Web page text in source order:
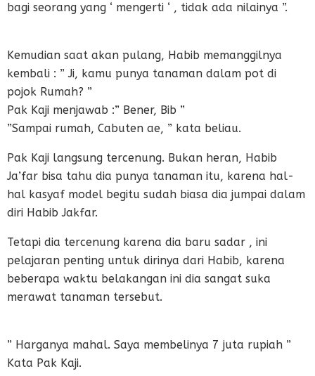
bagi seorang yang ‘ mengerti ‘ , tidak ada nilainya ”.
Kemudian saat akan pulang, Habib memanggilnya
kembali : ” Ji, kamu punya tanaman dalam pot di
pojok Rumah? ”
Pak Kaji menjawab :” Bener, Bib ”
”Sampai rumah, Cabuten ae, ” kata beliau.
Pak Kaji langsung tercenung. Bukan heran, Habib
Ja’far bisa tahu dia punya tanaman itu, karena hal-
hal kasyaf model begitu sudah biasa dia jumpai dalam
diri Habib Jakfar.
Tetapi dia tercenung karena dia baru sadar , ini
pelajaran penting untuk dirinya dari Habib, karena
beberapa waktu belakangan ini dia sangat suka
merawat tanaman tersebut.
” Harganya mahal. Saya membelinya 7 juta rupiah ”
Kata Pak Kaji.